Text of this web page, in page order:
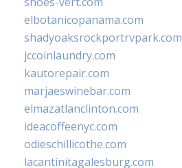
elbotanicopanama.com
shadyoaksrockportrvpark.com
jccoinlaundry.com
kautorepair.com
marjaeswinebar.com
elmazatlanclinton.com
ideacoffeenyc.com
odieschillicothe.com
lacantinitagalesburg.com